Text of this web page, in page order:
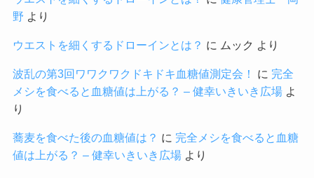
野 より
ウエストを細くするドローインとは？ に ムック より
波乱の第3回ワワクワクドキドキ血糖値測定会！ に 完全
メシを食べると血糖値は上がる？ – 健幸いきいき広場よ
り
蕎麦を食べた後の血糖値は？ に 完全メシを食べると血糖
値は上がる？ – 健幸いきいき広場より